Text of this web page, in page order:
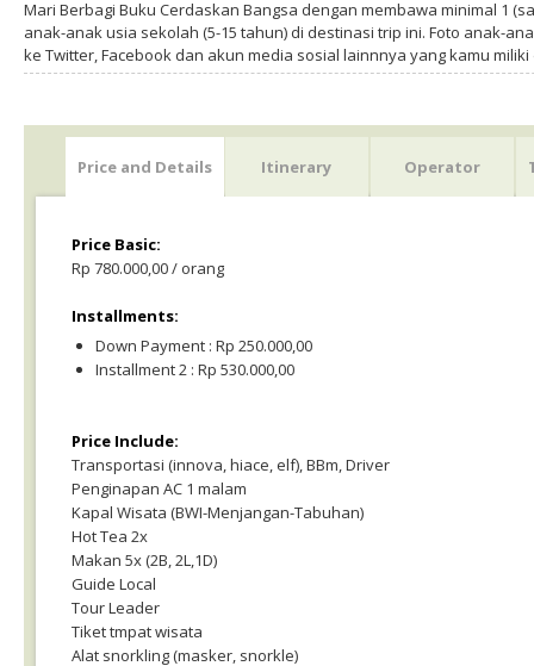
Mari Berbagi Buku Cerdaskan Bangsa dengan membawa minimal 1
anak-anak usia sekolah (5-15 tahun) di destinasi trip ini. Foto anak-
ke Twitter, Facebook dan akun media sosial lainnnya yang kamu
Price and Details Itinerary Operator
Price Basic:
Rp 780.000,00 / orang
Installments:
Down Payment : Rp 250.000,00
Installment 2 : Rp 530.000,00
Price Include:
Transportasi (innova, hiace, elf), BBm, Driver
Penginapan AC 1 malam
Kapal Wisata (BWI-Menjangan-Tabuhan)
Hot Tea 2x
Makan 5x (2B, 2L,1D)
Guide Local
Tour Leader
Tiket tmpat wisata
Alat snorkling (masker, snorkle)